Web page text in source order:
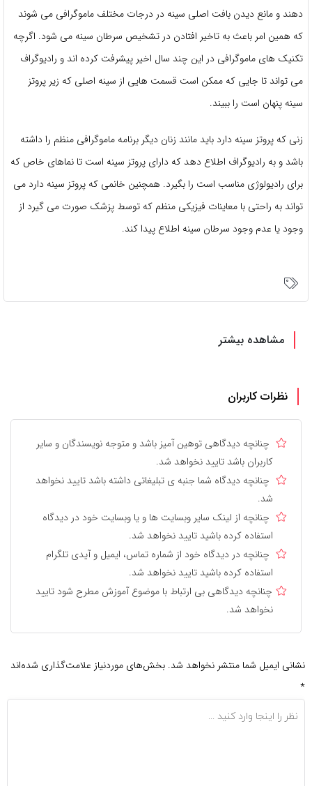
‌دهند و مانع دیدن بافت اصلی سینه در درجات مختلف ماموگرافی می ‌شوند
که همین امر باعث به تاخیر افتادن در تشخیص سرطان سینه می ‌شود. اگرچه
تکنیک ‌های ماموگرافی در این چند سال اخیر پیشرفت کرده ‌اند و رادیوگراف
می ‌تواند تا جایی که ممکن است قسمت‌ هایی از سینه اصلی که زیر پروتز
سینه پنهان است را ببیند.
زنی که پروتز سینه دارد باید مانند زنان دیگر برنامه ماموگرافی منظم را داشته
باشد و به رادیوگراف اطلاع دهد که دارای پروتز سینه است تا نماهای خاص که
برای رادیولوژی مناسب است را بگیرد. همچنین خانمی که پروتز سینه دارد می
‌تواند به راحتی با معاینات فیزیکی منظم که توسط پزشک صورت می ‌گیرد از
وجود یا عدم وجود سرطان سینه اطلاع پیدا کند.
مشاهده بیشتر
نظرات کاربران
چنانچه دیدگاهی توهین آمیز باشد و متوجه نویسندگان و سایر
کاربران باشد تایید نخواهد شد.
چنانچه دیدگاه شما جنبه ی تبلیغاتی داشته باشد تایید نخواهد
شد.
چنانچه از لینک سایر وبسایت ها و یا وبسایت خود در دیدگاه
استفاده کرده باشید تایید نخواهد شد.
چنانچه در دیدگاه خود از شماره تماس، ایمیل و آیدی تلگرام
استفاده کرده باشید تایید نخواهد شد.
چنانچه دیدگاهی بی ارتباط با موضوع آموزش مطرح شود تایید
نخواهد شد.
نشانی ایمیل شما منتشر نخواهد شد. بخش‌های موردنیاز علامت‌گذاری شده‌اند
*